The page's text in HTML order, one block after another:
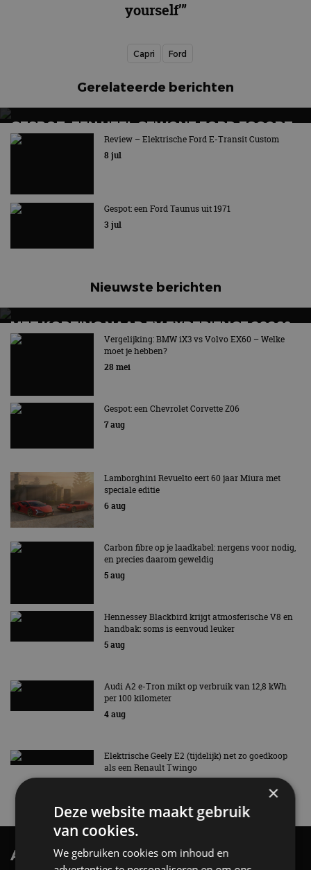
yourself’”
Capri Ford
Gerelateerde berichten
GESPOT: EEN HEEL GEWONE FORD ESCORT
ESTATE UIT 1977
Nu eens geen rallyauto
Review – Elektrische Ford E-Transit Custom
8 jul
Gespot: een Ford Taunus uit 1971
3 jul
Nieuwste berichten
MET KORTING NAAR EV EXPERIENCE 2026?
AUTORAI REGELT HET!
EV Experience 2026 van 24 tot 26 september
Vergelijking: BMW iX3 vs Volvo EX60 – Welke
moet je hebben?
28 mei
Gespot: een Chevrolet Corvette Z06
7 aug
Lamborghini Revuelto eert 60 jaar Miura met
speciale editie
6 aug
Carbon fibre op je laadkabel: nergens voor nodig,
en precies daarom geweldig
5 aug
Hennessey Blackbird krijgt atmosferische V8 en
handbak: soms is eenvoud leuker
5 aug
Audi A2 e-Tron mikt op verbruik van 12,8 kWh
per 100 kilometer
4 aug
Elektrische Geely E2 (tijdelijk) net zo goedkoop
als een Renault Twingo
AutoRAI.nl TV SUBSCRIBE
×
Deze website maakt gebruik
van cookies.
We gebruiken cookies om inhoud en